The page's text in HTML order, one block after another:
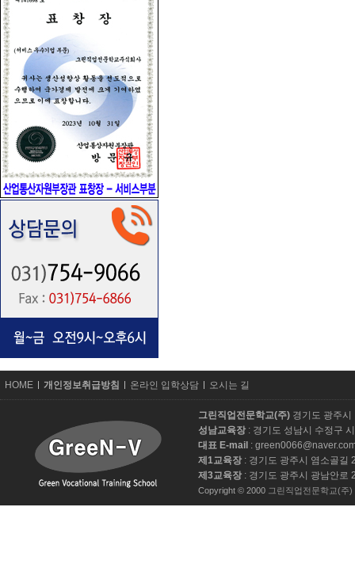
HOME 개인정보취급방침 온라인 입학상담 오시는 길
그린직업전문학교(주) 경기도 광주
성남교육장 : 경기도 성남시 수정구
대표 E-mail :
제1교육장 : 경기도 광주시 염소골길
제3교육장 : 경기도 광주시 광남안로
Copyright © 2000 그린직업전문학교(주)